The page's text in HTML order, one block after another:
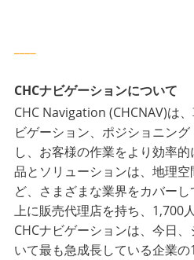
CHCナビゲーションについて
CHC Navigation (CHCNAV)は
ビゲーション、ポジショニン
し、お客様の作業をより効率
品とソリューションは、地理
ど、さまざまな業界をカバー
上に販売代理店を持ち、1,700
CHCナビゲーションは、今日
いて最も急成長している企業